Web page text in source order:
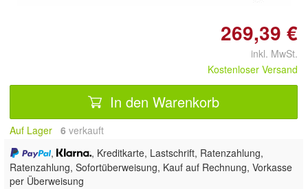
269,39 €
inkl. MwSt.
Kostenloser Versand
In den Warenkorb
Auf Lager 6 verkauft
,
, Kreditkarte, Lastschrift, Ratenzahlung,
Ratenzahlung, Sofortüberweisung, Kauf auf Rechnung, Vorkasse
per Überweisung